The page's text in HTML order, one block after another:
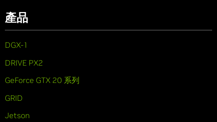
產品
DGX-1
DRIVE PX2
GeForce GTX 20 系列
GRID
Jetson